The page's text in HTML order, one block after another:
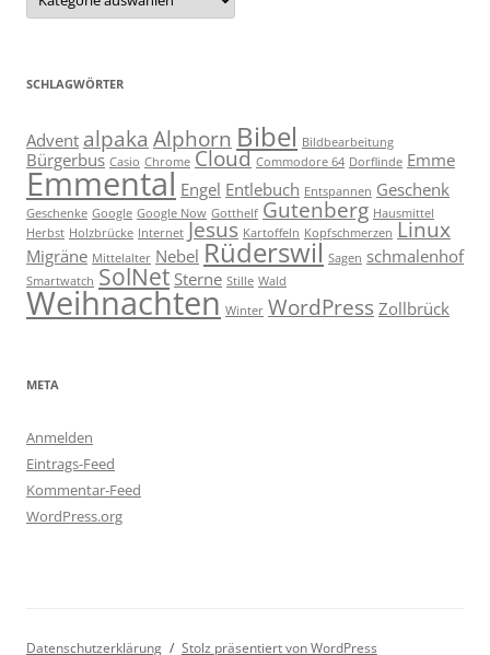
SCHLAGWÖRTER
Advent alpaka Alphorn Bibel Bildbearbeitung
Bürgerbus Casio Chrome Cloud Commodore 64 Dorflinde Emme
Emmental Engel Entlebuch Entspannen Geschenk
Geschenke Google Google Now Gotthelf Gutenberg Hausmittel
Herbst Holzbrücke Internet Jesus Kartoffeln Kopfschmerzen Linux
Migräne Mittelalter Nebel Rüderswil Sagen schmalenhof
Smartwatch SolNet Sterne Stille Wald
Weihnachten Winter WordPress Zollbrück
META
Anmelden
Eintrags-Feed
Kommentar-Feed
WordPress.org
Datenschutzerklärung Stolz präsentiert von WordPress